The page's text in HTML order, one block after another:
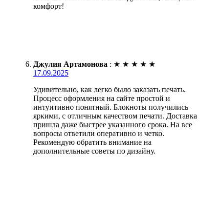
комфорт!
Джулия Артамонова : ★ ★ ★ ★ ★
17.09.2025
Удивительно, как легко было заказать печать.
Процесс оформления на сайте простой и
интуитивно понятный. Блокноты получились
яркими, с отличным качеством печати. Доставка
пришла даже быстрее указанного срока. На все
вопросы ответили оперативно и четко.
Рекомендую обратить внимание на
дополнительные советы по дизайну.